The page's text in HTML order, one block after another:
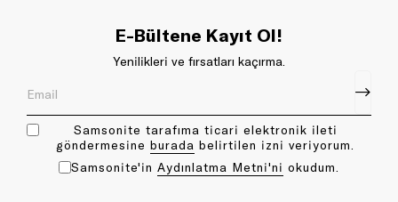
E-Bültene Kayıt Ol!
Yenilikleri ve fırsatları kaçırma.
Samsonite tarafıma ticari elektronik ileti
göndermesine bu rada belirtilen izni veriyorum.
Samsonite'in Aydınlatma Metni'ni okudum.